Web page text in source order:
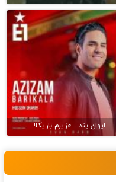
ایوان بند - عزیزم باریکلا